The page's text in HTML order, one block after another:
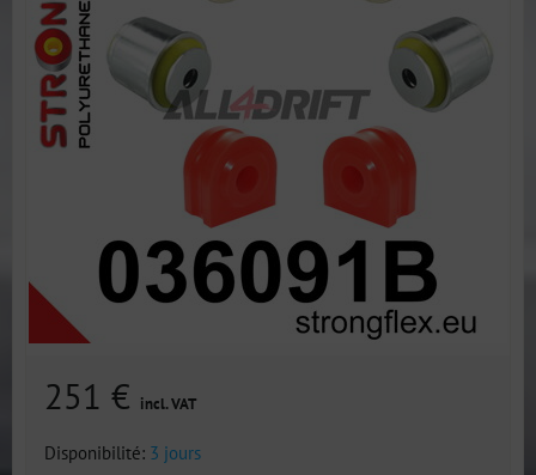
251 € incl. VAT
Disponibilité: 3 jours